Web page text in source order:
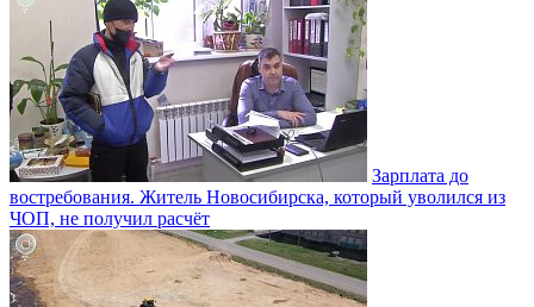
Зарплата до
востребования. Житель Новосибирска, который уволился из
ЧОП, не получил расчёт